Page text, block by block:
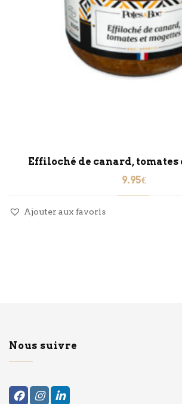
Effiloché de canard, tomates
9.95€
Ajouter aux favoris
Nous suivre